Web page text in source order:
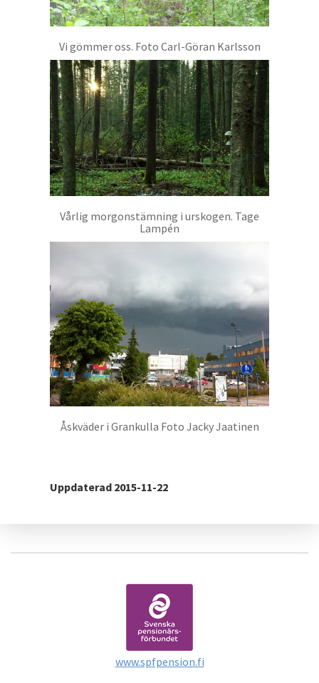
Vi gömmer oss. Foto Carl-Göran Karlsson
Vårlig morgonstämning i urskogen. Tage
Lampén
Åskväder i Grankulla Foto Jacky Jaatinen
Uppdaterad 2015-11-22
www.spfpension.fi